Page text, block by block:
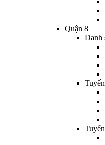
Quận 8
Danh